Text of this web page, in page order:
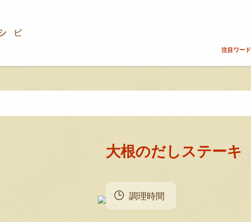
注目ワード
大根のだしステーキ
調理時間